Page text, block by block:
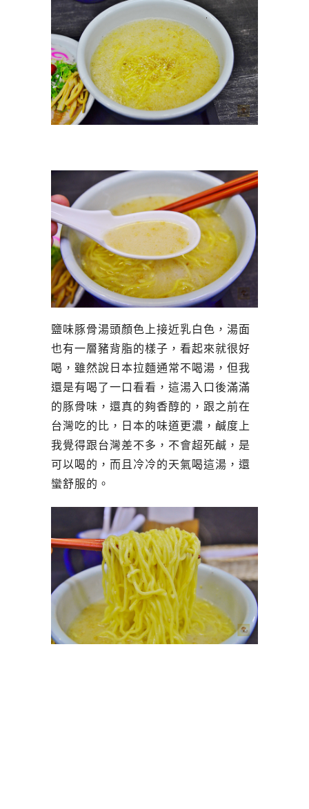
鹽味豚骨湯頭顏色上接近乳白色，湯面
也有一層豬背脂的樣子，看起來就很好
喝，雖然說日本拉麵通常不喝湯，但我
還是有喝了一口看看，這湯入口後滿滿
的豚骨味，還真的夠香醇的，跟之前在
台灣吃的比，日本的味道更濃，鹹度上
我覺得跟台灣差不多，不會超死鹹，是
可以喝的，而且冷冷的天氣喝這湯，還
蠻舒服的。